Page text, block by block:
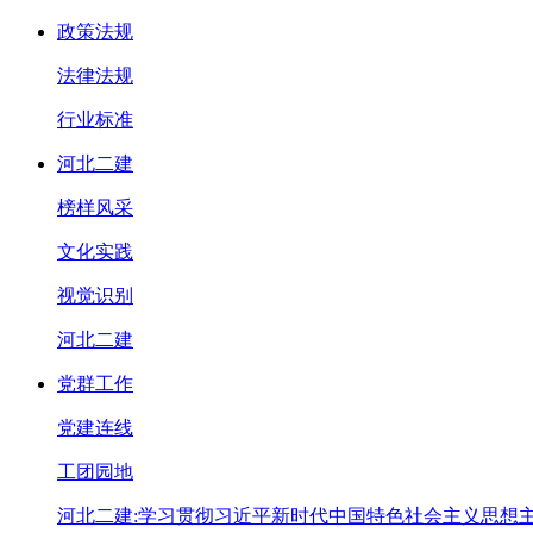
政策法规
法律法规
行业标准
河北二建
榜样风采
文化实践
视觉识别
河北二建
党群工作
党建连线
工团园地
河北二建:学习贯彻习近平新时代中国特色社会主义思想